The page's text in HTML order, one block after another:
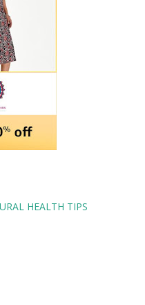
HEALTH TIPS